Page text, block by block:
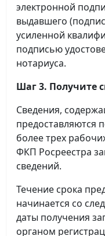
электронной
выдавшего
усиленной
подписью
нотариуса.
Шаг 3. Получите
Сведения,
предоставляются
более трех
ФКП Росреестра
сведений.
Течение срока
начинается со
даты получения
органом